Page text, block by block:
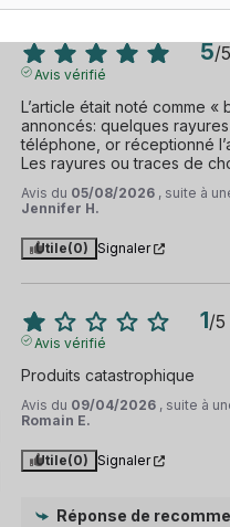
5/5
Avis vérifié
L’article était noté comme «
annoncés: quelques
téléphone, or réceptionné
Les rayures ou traces de
Avis du 05/08/2026 , suite à
Jennifer H.
Utile(0) Signaler
1/5
Avis vérifié
Produits catastrophique
Avis du 09/04/2026 , suite à
Romain E.
Utile(0) Signaler
Réponse de